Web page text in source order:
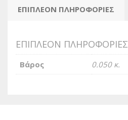
ΕΠΙΠΛΈΟΝ ΠΛΗΡΟΦΟΡΊΕΣ
ΕΠΙΠΛΈΟΝ ΠΛΗΡΟΦΟΡΊΕΣ
Βάρος 0.050 κ.